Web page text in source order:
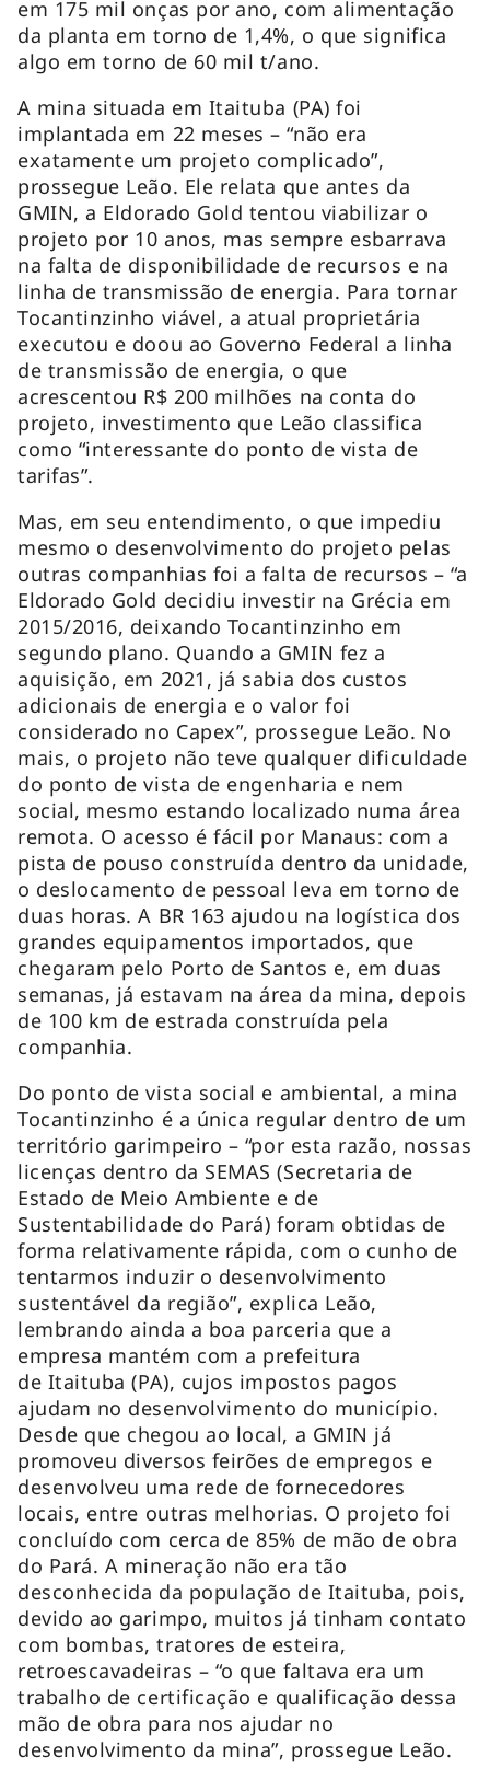
em 175 mil onças por ano, com alimentação
da planta em torno de 1,4%, o que significa
algo em torno de 60 mil t/ano.
A mina situada em Itaituba (PA) foi
implantada em 22 meses – “não era
exatamente um projeto complicado”,
prossegue Leão. Ele relata que antes da
GMIN, a Eldorado Gold tentou viabilizar o
projeto por 10 anos, mas sempre esbarrava
na falta de disponibilidade de recursos e na
linha de transmissão de energia. Para tornar
Tocantinzinho viável, a atual proprietária
executou e doou ao Governo Federal a linha
de transmissão de energia, o que
acrescentou R$ 200 milhões na conta do
projeto, investimento que Leão classifica
como “interessante do ponto de vista de
tarifas”.
Mas, em seu entendimento, o que impediu
mesmo o desenvolvimento do projeto pelas
outras companhias foi a falta de recursos – “a
Eldorado Gold decidiu investir na Grécia em
2015/2016, deixando Tocantinzinho em
segundo plano. Quando a GMIN fez a
aquisição, em 2021, já sabia dos custos
adicionais de energia e o valor foi
considerado no Capex”, prossegue Leão. No
mais, o projeto não teve qualquer dificuldade
do ponto de vista de engenharia e nem
social, mesmo estando localizado numa área
remota. O acesso é fácil por Manaus: com a
pista de pouso construída dentro da unidade,
o deslocamento de pessoal leva em torno de
duas horas. A BR 163 ajudou na logística dos
grandes equipamentos importados, que
chegaram pelo Porto de Santos e, em duas
semanas, já estavam na área da mina, depois
de 100 km de estrada construída pela
companhia.
Do ponto de vista social e ambiental, a mina
Tocantinzinho é a única regular dentro de um
território garimpeiro – “por esta razão, nossas
licenças dentro da SEMAS (Secretaria de
Estado de Meio Ambiente e de
Sustentabilidade do Pará) foram obtidas de
forma relativamente rápida, com o cunho de
tentarmos induzir o desenvolvimento
sustentável da região”, explica Leão,
lembrando ainda a boa parceria que a
empresa mantém com a prefeitura
de Itaituba (PA), cujos impostos pagos
ajudam no desenvolvimento do município.
Desde que chegou ao local, a GMIN já
promoveu diversos feirões de empregos e
desenvolveu uma rede de fornecedores
locais, entre outras melhorias. O projeto foi
concluído com cerca de 85% de mão de obra
do Pará. A mineração não era tão
desconhecida da população de Itaituba, pois,
devido ao garimpo, muitos já tinham contato
com bombas, tratores de esteira,
retroescavadeiras – “o que faltava era um
trabalho de certificação e qualificação dessa
mão de obra para nos ajudar no
desenvolvimento da mina”, prossegue Leão.